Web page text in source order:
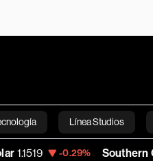
Línea Studios
English
-0.29% Southern Corp 194.90